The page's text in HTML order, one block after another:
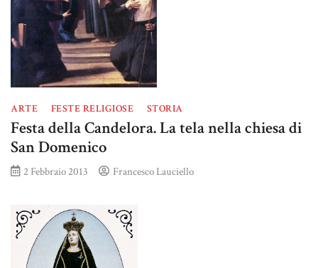
ARTE FESTE RELIGIOSE STORIA
Festa della Candelora. La tela nella chiesa di
San Domenico
2 Febbraio 2013 Francesco Lauciello